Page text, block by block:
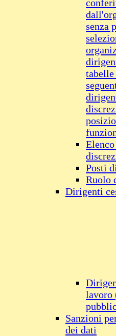
senza
Posti
Ruolo
Dirigenti
lavoro
Sanzioni
dei dati